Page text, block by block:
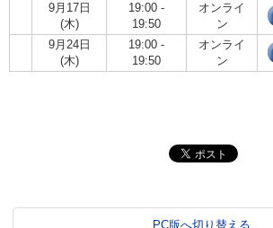
9月17日
(木)
19:00 -
19:50
オンライ
ン
9月24日
(木)
19:00 -
19:50
オンライ
ン
PC版へ切り替える